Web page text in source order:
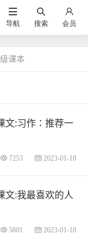
导航 搜索 会员
课本
文:习作∶推荐一
7253 2023-01-18
文:我最喜欢的人
5801 2023-01-18